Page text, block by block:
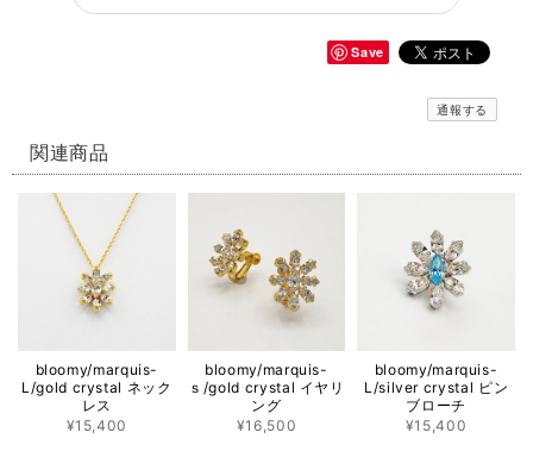
Save
通報する
関連商品
bloomy/marquis-
L/gold crystal ネック
レス
¥15,400
bloomy/marquis-
ｓ/gold crystal イヤリ
ング
¥16,500
bloomy/marquis-
L/silver crystal ピン
ブローチ
¥15,400